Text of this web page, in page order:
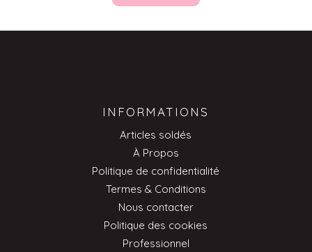
INFORMATIONS
Articles soldés
À Propos
Politique de confidentialité
Termes & Conditions
Nous contacter
Politique des cookies
Professionnel